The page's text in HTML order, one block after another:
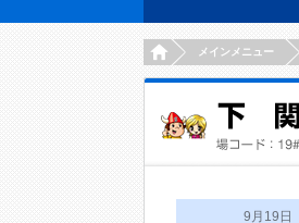
HOMEメインメニュー
9月19日